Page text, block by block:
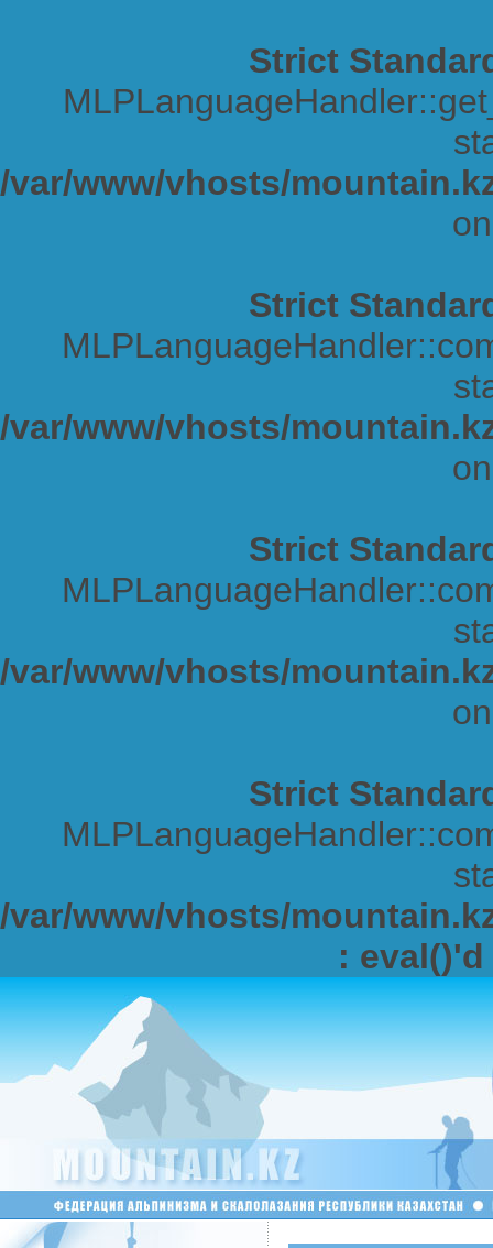
Strict
/var/www/vhosts/
Strict
/var/www/vhosts/
Strict
/var/www/vhosts/
Strict
/var/www/vhosts/
: